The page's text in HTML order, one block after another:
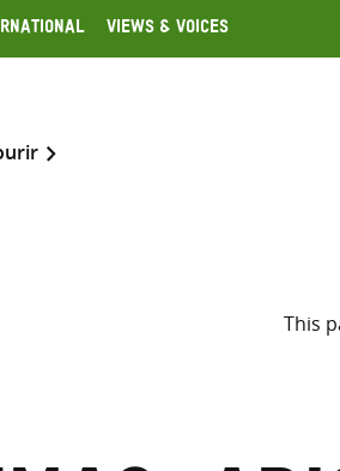
Views & Voices
This